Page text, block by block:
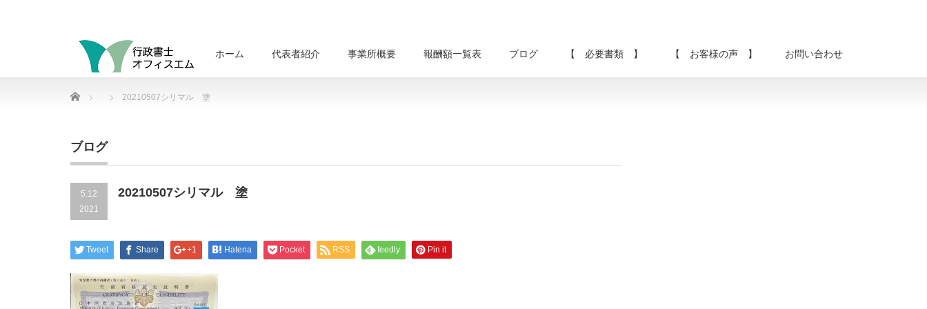
ホーム 代表者紹介 事業所概要 報酬額一覧表 ブログ 【 必要書類 】 【 お客様の声 】 お問い合わせ
Home 20210507シリマル 塗
ブログ
5.12
2021
20210507シリマル 塗
Tweet Share +1 Hatena Pocket RSS feedly Pin it